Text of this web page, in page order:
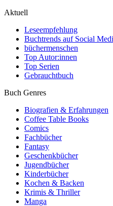
Aktuell
Leseempfehlung
Buchtrends auf Social
büchermenschen
Top Autor:innen
Top Serien
Gebrauchtbuch
Buch Genres
Biografien & Erfahrungen
Coffee Table Books
Comics
Fachbücher
Fantasy
Geschenkbücher
Jugendbücher
Kinderbücher
Kochen & Backen
Krimis & Thriller
Manga